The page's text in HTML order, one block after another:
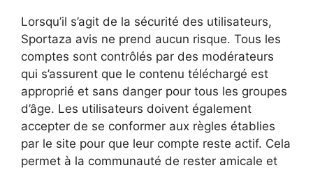
Lorsqu’il s’agit de la sécurité des utilisateurs,
Sportaza avis ne prend aucun risque. Tous les
comptes sont contrôlés par des modérateurs
qui s’assurent que le contenu téléchargé est
approprié et sans danger pour tous les groupes
d’âge. Les utilisateurs doivent également
accepter de se conformer aux règles établies
par le site pour que leur compte reste actif. Cela
permet à la communauté de rester amicale et